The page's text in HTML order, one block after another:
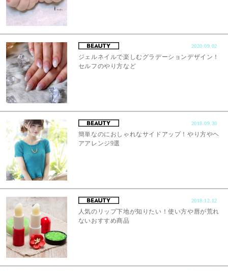
2020.09.02
ジェルネイルで楽しむグラデーションデザイン！
セルフのやり方など
2018.09.30
簡単なのにおしゃれなサイドアップ！やり方やヘ
アアレンジ9選
2018.12.12
人気のリップ下地が知りたい！使い方や唇が荒れ
ないおすすめ商品